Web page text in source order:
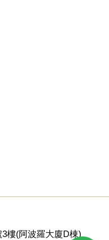
樓(阿波羅大廈D棟)